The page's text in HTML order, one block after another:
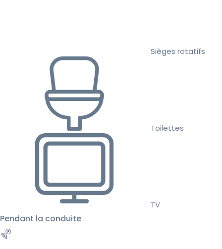
Sièges rotatifs
Toilettes
TV
Pendant la conduite